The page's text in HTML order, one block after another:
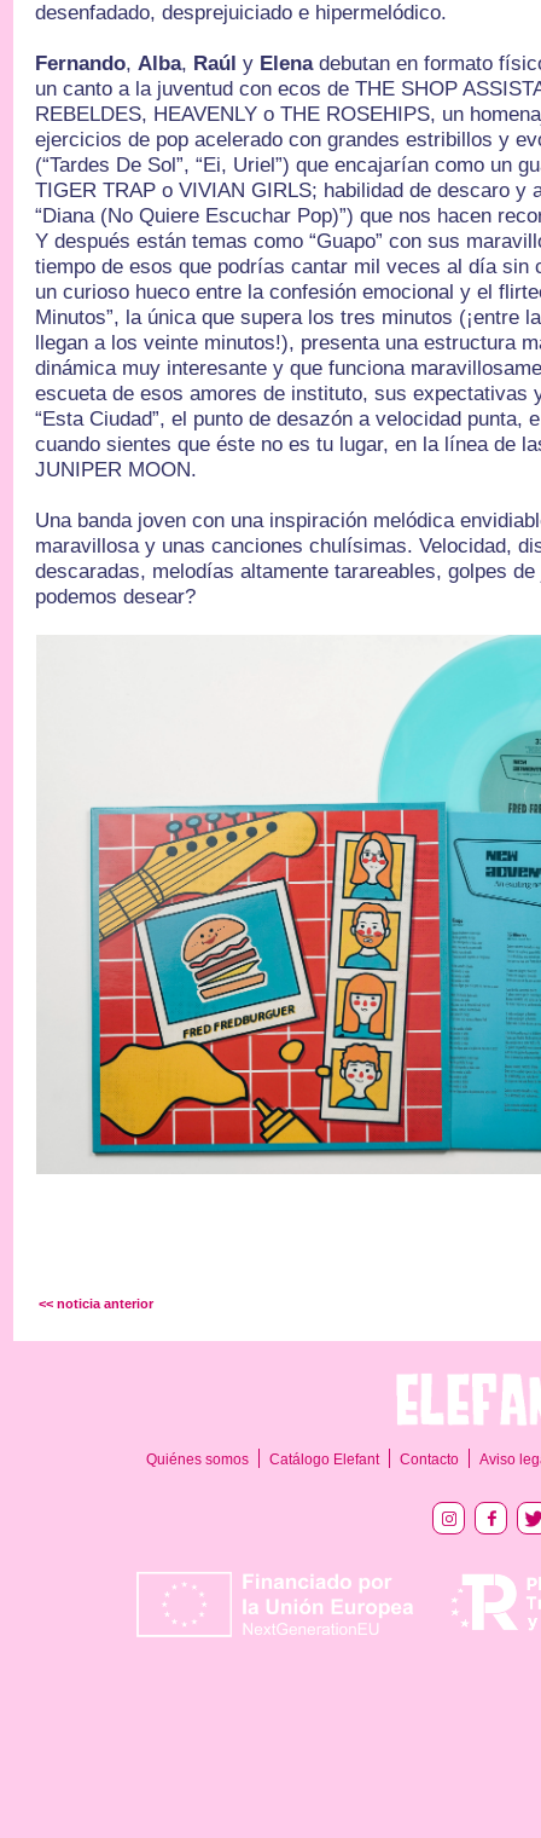
desenfadado, desprejuiciado e hipermelódico.
Fernando,Alba, Raúly Elenadebutan en formato
un canto a la juventud con ecos de THE SHOP
REBELDES, HEAVENLY o THE ROSEHIPS, un
ejercicios de pop acelerado con grandes estribillos y
(“Tardes De Sol”, “Ei, Uriel”) que encajarían como un
TIGER TRAP o VIVIAN GIRLS; habilidad de descaro y
“Diana (No Quiere Escuchar Pop)”) que nos hacen
Y después están temas como “Guapo” con sus
tiempo de esos que podrías cantar mil veces al día sin
un curioso hueco entre la confesión emocional y el
Minutos”, la única que supera los tres minutos (¡entre
llegan a los veinte minutos!), presenta una estructura
dinámica muy interesante y que funciona
escueta de esos amores de instituto, sus expectativas
“Esta Ciudad”, el punto de desazón a velocidad punta,
cuando sientes que éste no es tu lugar, en la línea de
JUNIPER MOON.
Una banda joven con una inspiración melódica
maravillosa y unas canciones chulísimas. Velocidad,
descaradas, melodías altamente tarareables, golpes
podemos desear?
<< noticia anterior
Quiénes somos Catálogo Elefant Contacto Aviso